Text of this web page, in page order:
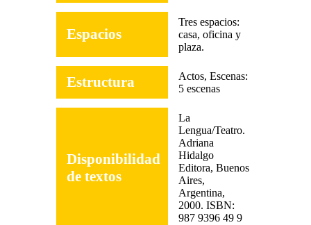
Espacios
Tres espacios:
casa, oficina y
plaza.
Estructura
Actos, Escenas:
5 escenas
Disponibilidad
de textos
La
Lengua/Teatro.
Adriana
Hidalgo
Editora, Buenos
Aires,
Argentina,
2000. ISBN:
987 9396 49 9